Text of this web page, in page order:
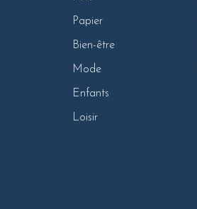
Papier
Bien-être
Mode
Enfants
Loisir